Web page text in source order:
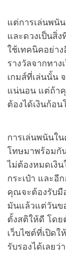
แต่การเล่นพนั
และดวงเป็นสิ่ง
ใช้เทคนิคอย่า
รางวัลจากทาง
เกมส์ที่เล่นนั้น
แน่นอน แต่ถ้า
ต้องได้เงินก้อ
การเล่นพนันใ
โทษมาพร้อมกั
ไม่ต้องหมดเงิน
กระเป๋า และอี
คุณจะต้องรับมื
มันแล้วแต่วันข
ตั้งสติให้ดี โดย
เว็บไซต์ที่เปิด
รับรองได้เลย